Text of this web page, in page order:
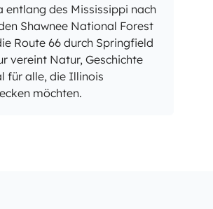
entlang des Mississippi nach
Shawnee National Forest
Route 66 durch Springfield
vereint Natur, Geschichte
für alle, die Illinois
möchten.